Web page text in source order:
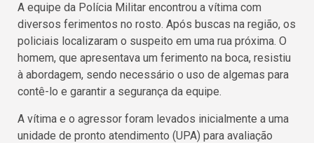
A equipe da Polícia Militar encontrou a vítima com
diversos ferimentos no rosto. Após buscas na região, os
policiais localizaram o suspeito em uma rua próxima. O
homem, que apresentava um ferimento na boca, resistiu
à abordagem, sendo necessário o uso de algemas para
contê-lo e garantir a segurança da equipe.
A vítima e o agressor foram levados inicialmente a uma
unidade de pronto atendimento (UPA) para avaliação